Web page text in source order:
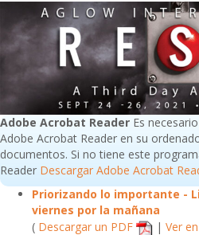
Adobe Acrobat Reader Es
Adobe Acrobat Reader en su
documentos. Si no tiene este
Reader Descargar Adobe Acrobat
Priorizando lo importante -
viernes por la mañana
( Descargar un PDF | Ver